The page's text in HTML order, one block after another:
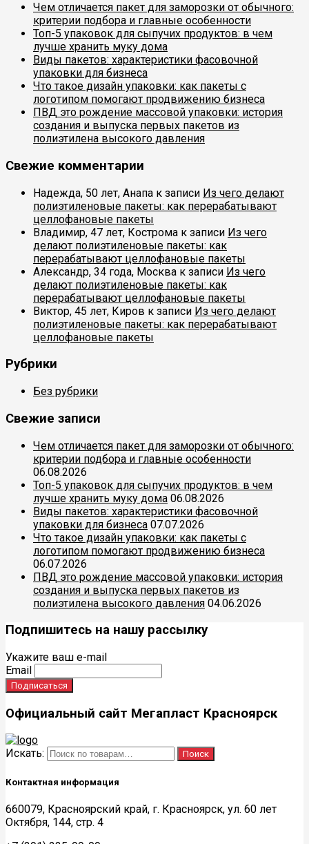
Чем отличается пакет для заморозки от обычного:
критерии подбора и главные особенности
Топ-5 упаковок для сыпучих продуктов: в чем
лучше хранить муку дома
Виды пакетов: характеристики фасовочной
упаковки для бизнеса
Что такое дизайн упаковки: как пакеты с
логотипом помогают продвижению бизнеса
ПВД это рождение массовой упаковки: история
создания и выпуска первых пакетов из
полиэтилена высокого давления
Свежие комментарии
Надежда, 50 лет, Анапа к записи Из чего делают
полиэтиленовые пакеты: как перерабатывают
целлофановые пакеты
Владимир, 47 лет, Кострома к записи Из чего
делают полиэтиленовые пакеты: как
перерабатывают целлофановые пакеты
Александр, 34 года, Москва к записи Из чего
делают полиэтиленовые пакеты: как
перерабатывают целлофановые пакеты
Виктор, 45 лет, Киров к записи Из чего делают
полиэтиленовые пакеты: как перерабатывают
целлофановые пакеты
Рубрики
Без рубрики
Свежие записи
Чем отличается пакет для заморозки от обычного:
критерии подбора и главные особенности
06.08.2026
Топ-5 упаковок для сыпучих продуктов: в чем
лучше хранить муку дома 06.08.2026
Виды пакетов: характеристики фасовочной
упаковки для бизнеса 07.07.2026
Что такое дизайн упаковки: как пакеты с
логотипом помогают продвижению бизнеса
06.07.2026
ПВД это рождение массовой упаковки: история
создания и выпуска первых пакетов из
полиэтилена высокого давления 04.06.2026
Подпишитесь на нашу рассылку
Укажите ваш e-mail
Email
Официальный сайт Мегапласт Красноярск
Искать: Поиск
Контактная информация
660079, Красноярский край, г. Красноярск, ул. 60 лет
Октября, 144, стр. 4